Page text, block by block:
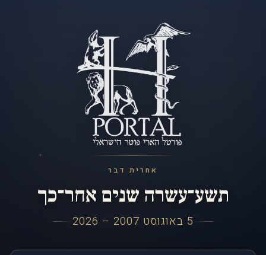
אחרית דבר
תשע־עשרה שנים אחר־כך
5 באוגוסט 2007 – 2026